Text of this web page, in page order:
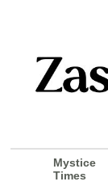
Mystice
Times